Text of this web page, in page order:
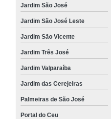
Jardim São José
Jardim São José Leste
Jardim São Vicente
Jardim Três José
Jardim Valparaíba
Jardim das Cerejeiras
Palmeiras de São José
Portal do Ceu